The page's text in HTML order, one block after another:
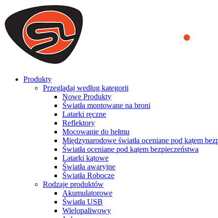
We use cookies to ensure that we provide you the best experience
you a better experience. To learn more or to find out how you can
ACCEPT AND CLOSE
Produkty
Przeglądaj według kategorii
Nowe Produkty
Światła montowane na broni
Latarki ręczne
Reflektory
Mocowanie do hełmu
Międzynarodowe światła oceniane pod kątem
Światła oceniane pod kątem bezpieczeństwa
Latarki kątowe
Światła awaryjne
Światła Robocze
Rodzaje produktów
Akumulatorowe
Światła USB
Wielopaliwowy